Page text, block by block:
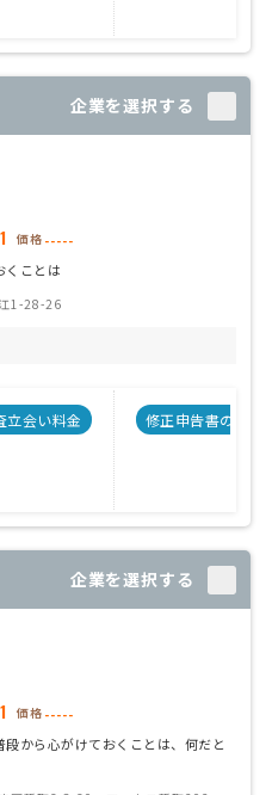
企業を選択する
1 価格 -----
くことは
1-28-26
立会い料金 修正申告書の料金
企業を選択する
1 価格 -----
から心がけておくことは、何だと